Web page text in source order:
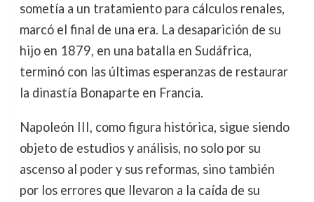
sometía a un tratamiento para cálculos renales,
marcó el final de una era. La desaparición de su
hijo en 1879, en una batalla en Sudáfrica,
terminó con las últimas esperanzas de restaurar
la dinastía Bonaparte en Francia.
Napoleón III, como figura histórica, sigue siendo
objeto de estudios y análisis, no solo por su
ascenso al poder y sus reformas, sino también
por los errores que llevaron a la caída de su